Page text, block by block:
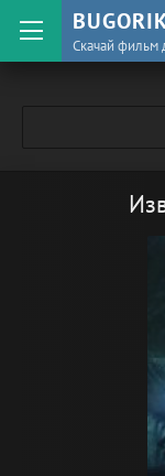
Скачай фильм